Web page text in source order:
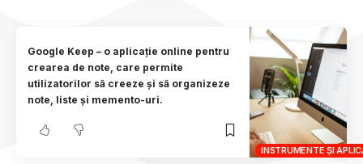
INSTRUMENTE ȘI
Google Keep – o aplicație online pentru
crearea de note, care permite
utilizatorilor să creeze și să organizeze
note, liste și memento-uri.